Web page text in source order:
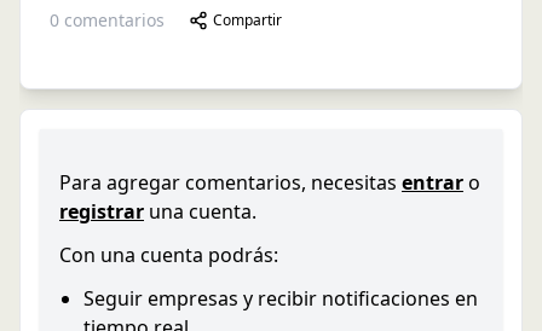
0 comentarios Compartir
Para agregar comentarios, necesitas entraro
registrar una cuenta.
Con una cuenta podrás:
Seguir empresas y recibir notificaciones en